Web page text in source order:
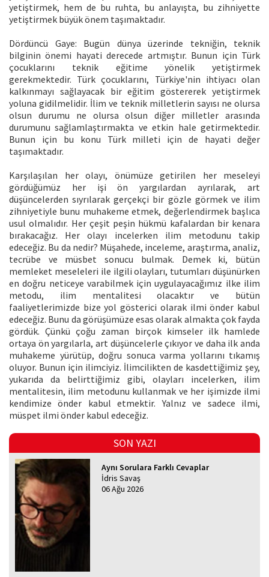
yetiştirmek, hem de bu ruhta, bu anlayışta, bu zihniyette
yetiştirmek büyük önem taşımaktadır.
Dördüncü Gaye: Bugün dünya üzerinde tekniğin, teknik
bilginin önemi hayati derecede artmıştır. Bunun için Türk
çocuklarını teknik eğitime yönelik yetiştirmek
gerekmektedir. Türk çocuklarını, Türkiye'nin ihtiyacı olan
kalkınmayı sağlayacak bir eğitim göstererek yetiştirmek
yoluna gidilmelidir. İlim ve teknik milletlerin sayısı ne olursa
olsun durumu ne olursa olsun diğer milletler arasında
durumunu sağlamlaştırmakta ve etkin hale getirmektedir.
Bunun için bu konu Türk milleti için de hayati değer
taşımaktadır.
Karşılaşılan her olayı, önümüze getirilen her meseleyi
gördüğümüz her işi ön yargılardan ayrılarak, art
düşüncelerden sıyrılarak gerçekçi bir gözle görmek ve ilim
zihniyetiyle bunu muhakeme etmek, değerlendirmek başlıca
usul olmalıdır. Her çeşit peşin hükmü kafalardan bir kenara
bırakacağız. Her olayı incelerken ilim metodunu takip
edeceğiz. Bu da nedir? Müşahede, inceleme, araştırma, analiz,
tecrübe ve müsbet sonucu bulmak. Demek ki, bütün
memleket meseleleri ile ilgili olayları, tutumları düşünürken
en doğru neticeye varabilmek için uygulayacağımız ilke ilim
metodu, ilim mentalitesi olacaktır ve bütün
faaliyetlerimizde bize yol gösterici olarak ilmi önder kabul
edeceğiz. Bunu da görüşümüze esas olarak almakta çok fayda
gördük. Çünkü çoğu zaman birçok kimseler ilk hamlede
ortaya ön yargılarla, art düşüncelerle çıkıyor ve daha ilk anda
muhakeme yürütüp, doğru sonuca varma yollarını tıkamış
oluyor. Bunun için ilimciyiz. İlimcilikten de kasdettiğimiz şey,
yukarıda da belirttiğimiz gibi, olayları incelerken, ilim
mentalitesin, ilim metodunu kullanmak ve her işimizde ilmi
kendimize önder kabul etmektir. Yalnız ve sadece ilmi,
müspet ilmi önder kabul edeceğiz.
SON YAZI
Aynı Sorulara Farklı Cevaplar
İdris Savaş
06 Ağu 2026